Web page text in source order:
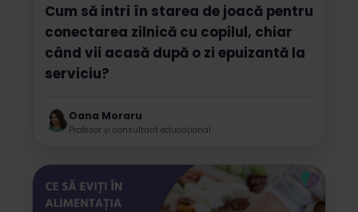
Cum să intri în starea de joacă pentru
conectarea zilnică cu copilul, chiar
când vii acasă după o zi epuizantă la
serviciu?
Oana Moraru
Profesor și consultant educațional